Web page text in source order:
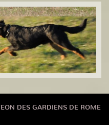
DES GARDIENS DE ROME